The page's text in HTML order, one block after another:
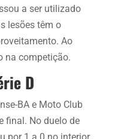
a ser utilizado
lesões têm o
Ao
na competição.
D
BA e Moto Club
final. No duelo de
por 1 a 0 no interior